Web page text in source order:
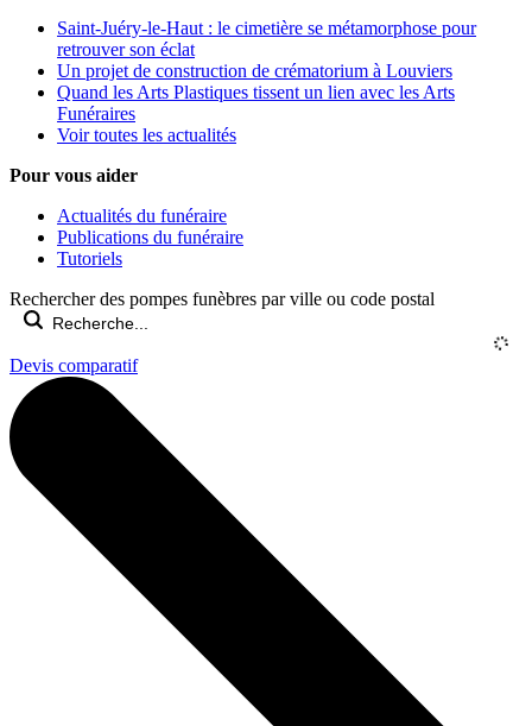
Saint-Juéry-le-Haut : le cimetière se métamorphose pour
retrouver son éclat
Un projet de construction de crématorium à Louviers
Quand les Arts Plastiques tissent un lien avec les Arts
Funéraires
Voir toutes les actualités
Pour vous aider
Actualités du funéraire
Publications du funéraire
Tutoriels
Rechercher des pompes funèbres par ville ou code postal
Devis comparatif